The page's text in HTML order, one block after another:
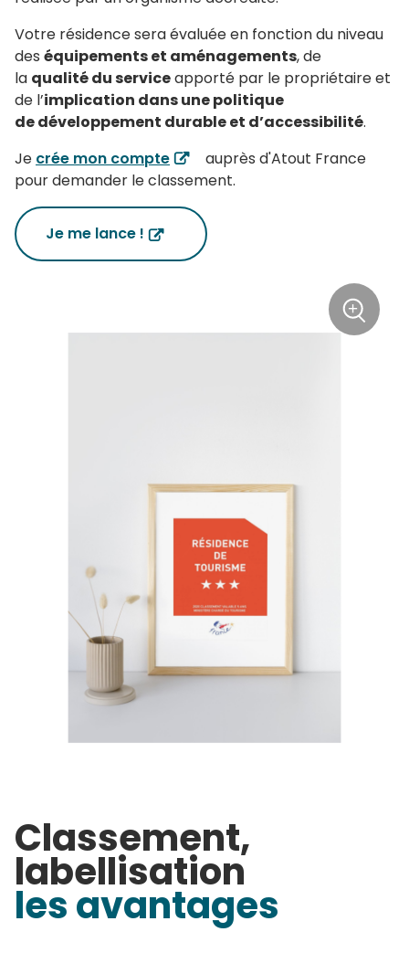
Votre résidence sera évaluée en fonction du niveau
des équipements et aménagements, de
la qualité du serviceapporté par le propriétaire et
de l’implication dans une politique
de développement durable et d’accessibilité.
Je crée mon compte
auprès d'Atout France
pour demander le classement.
Je me lance !
+
Classement,
labellisation
les avantages